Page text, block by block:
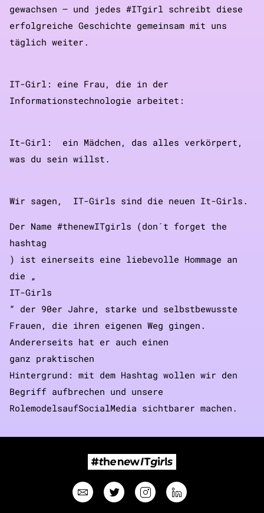
gewachsen – und jedes #ITgirl schreibt diese
erfolgreiche Geschichte gemeinsam mit uns
täglich weiter.
IT-Girl: eine Frau, die in der
Informationstechnologie arbeitet:
It-Girl: ein Mädchen, das alles verkörpert,
was du sein willst.
Wir sagen, IT-Girls sind die neuen It-Girls.
Der Name #thenewITgirls (don´t forget the
hashtag
) ist einerseits eine liebevolle Hommage an
die „
IT-Girls
“ der 90er Jahre, starke und selbstbewusste
Frauen, die ihren eigenen Weg gingen.
Andererseits hat er auch einen
ganz praktischen
Hintergrund: mit dem Hashtag wollen wir den
Begriff aufbrechen und unsere
RolemodelsaufSocialMedia sichtbarer machen.
#thenewITgirls
EmailTwitterInstagramLinkedin